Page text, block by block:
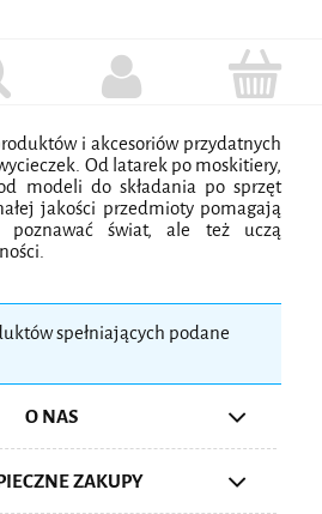
i akcesoriów przydatnych
Od latarek po moskitiery,
modeli do składania po sprzęt
jakości przedmioty pomagają
poznawać świat, ale też uczą
spełniających podane
O NAS
ZAKUPY